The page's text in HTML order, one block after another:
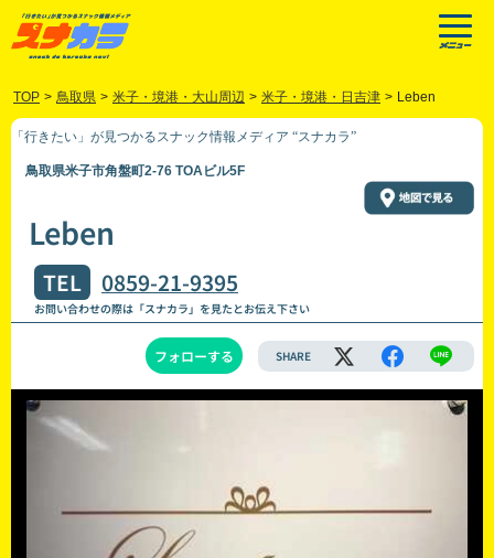
TOP > 鳥取県 > 米子・境港・大山周辺 > 米子・境港・日吉津 > Leben
「行きたい」が見つかるスナック情報メディア “スナカラ”
鳥取県米子市角盤町2-76 TOAビル5F
Leben
TEL 0859-21-9395
お問い合わせの際は「スナカラ」を見たとお伝え下さい
フォローする SHARE